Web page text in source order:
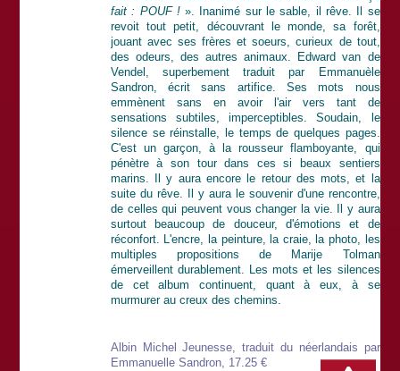
fait : POUF !». Inanimé sur le sable, il rêve. Il se
revoit tout petit, découvrant le monde, sa forêt,
jouant avec ses frères et soeurs, curieux de tout,
des odeurs, des autres animaux. Edward van de
Vendel, superbement traduit par Emmanuèle
Sandron, écrit sans artifice. Ses mots nous
emmènent sans en avoir l'air vers tant de
sensations subtiles, imperceptibles. Soudain, le
silence se réinstalle, le temps de quelques pages.
C'est un garçon, à la rousseur flamboyante, qui
pénètre à son tour dans ces si beaux sentiers
marins. Il y aura encore le retour des mots, et la
suite du rêve. Il y aura le souvenir d'une rencontre,
de celles qui peuvent vous changer la vie. Il y aura
surtout beaucoup de douceur, d'émotions et de
réconfort. L'encre, la peinture, la craie, la photo, les
multiples propositions de Marije Tolman
émerveillent durablement. Les mots et les silences
de cet album continuent, quant à eux, à se
murmurer au creux des chemins.
Albin Michel Jeunesse, traduit du néerlandais par
Emmanuelle Sandron, 17.25 €